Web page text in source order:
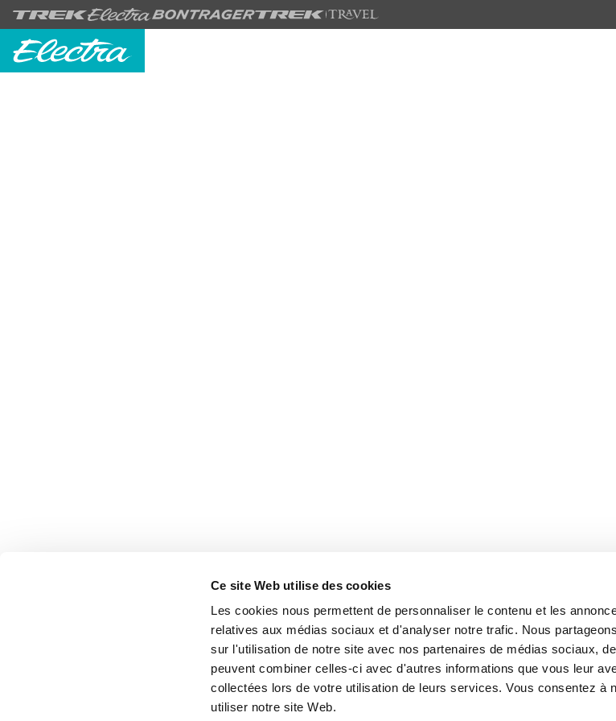
Ce site Web utilise des cookies
Les cookies nous permettent de personnaliser le contenu et les
relatives aux médias sociaux et d'analyser notre trafic. Nous
sur l'utilisation de notre site avec nos partenaires de médias sociaux,
peuvent combiner celles-ci avec d'autres informations que vous leur
collectées lors de votre utilisation de leurs services. Vous consentez à
utiliser notre site Web.